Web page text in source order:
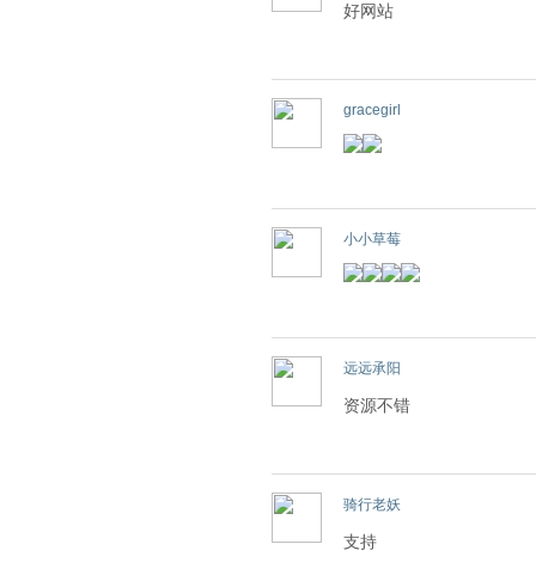
好网站
gracegirl
小小草莓
远远承阳
资源不错
骑行老妖
支持